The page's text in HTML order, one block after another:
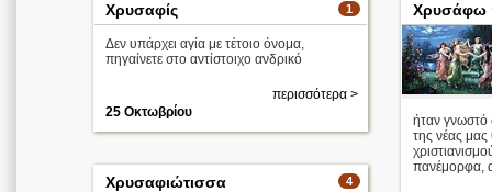
1
Χρυσαφίς
Δεν υπάρχει αγία με τέτοιο όνομα,
πηγαίνετε στο αντίστοιχο ανδρικό
περισσότερα >
25 Οκτωβρίου
Χρυσάφω
ήταν γνωστό
της νέας μας
πανέμορφα,
4
Χρυσαφιώτισσα